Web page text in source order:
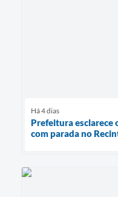
Há 4 dias
Prefeitura esclarece
com parada no